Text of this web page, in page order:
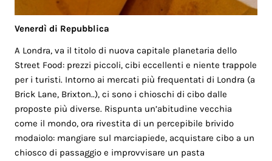
Venerdì di Repubblica
A Londra, va il titolo di nuova capitale planetaria dello
Street Food: prezzi piccoli, cibi eccellenti e niente trappole
per i turisti. Intorno ai mercati più frequentati di Londra (a
Brick Lane, Brixton..), ci sono i chioschi di cibo dalle
proposte più diverse. Rispunta un’abitudine vecchia
come il mondo, ora rivestita di un percepibile brivido
modaiolo: mangiare sul marciapiede, acquistare cibo a un
chiosco di passaggio e improvvisare un pasta